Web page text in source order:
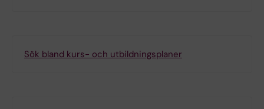
Sök bland kurs- och utbildningsplaner